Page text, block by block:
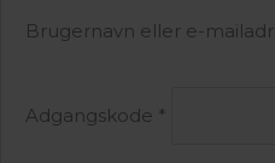
Brugernavn eller e-
Adgangskode *